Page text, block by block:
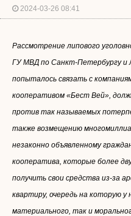
2024-03-26 08:41
Рассмотрение липового
ГУ МВД по Санкт-Петербургу и
попыталось связать с
кооперативом «Бест Вей»,
против так называемых
также возмещению
незаконно объявленному
кооператива, которые более
получить свои средства из-за
квартиру, очередь на которую
материального, так и